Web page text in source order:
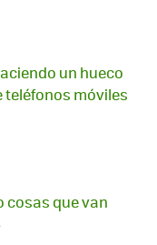
un hueco
teléfonos móviles
cosas que van